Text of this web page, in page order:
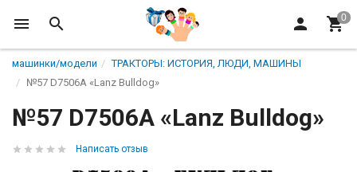
машинки/модели
ТРАКТОРЫ: ИСТОРИЯ, ЛЮДИ, МАШИНЫ
№57 D7506A «Lanz Bulldog»
№57 D7506A «Lanz Bulldog»
Написать отзыв